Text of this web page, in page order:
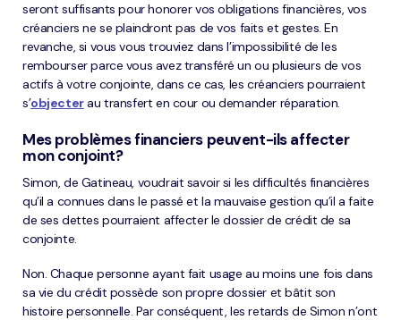
seront suffisants pour honorer vos obligations financières, vos
créanciers ne se plaindront pas de vos faits et gestes. En
revanche, si vous vous trouviez dans l’impossibilité de les
rembourser parce vous avez transféré un ou plusieurs de vos
actifs à votre conjointe, dans ce cas, les créanciers pourraient
s’objecterau transfert en cour ou demander réparation.
Mes problèmes financiers peuvent-ils affecter
mon conjoint?
Simon, de Gatineau, voudrait savoir si les difficultés financières
qu’il a connues dans le passé et la mauvaise gestion qu’il a faite
de ses dettes pourraient affecter le dossier de crédit de sa
conjointe.
Non. Chaque personne ayant fait usage au moins une fois dans
sa vie du crédit possède son propre dossier et bâtit son
histoire personnelle. Par conséquent, les retards de Simon n’ont